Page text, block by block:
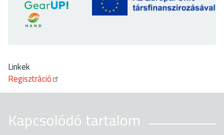
Linkek
Regisztráció
Kapcsolódó tartalom